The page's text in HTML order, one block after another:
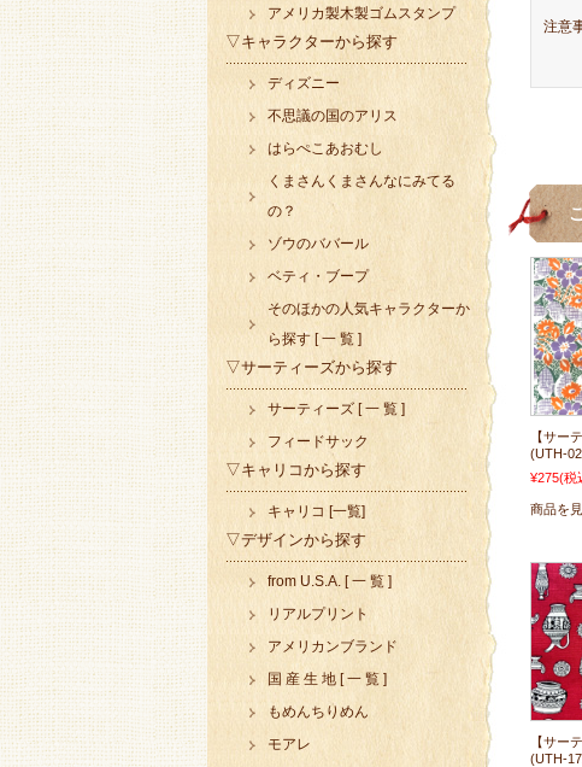
注意
【サー
(UTH-
¥275(税
商品を
【サー
(UTH-
アメリカ製木製ゴムスタンプ
▽キャラクターから探す
ディズニー
不思議の国のアリス
はらぺこあおむし
くまさんくまさんなにみてる
の？
ゾウのババール
ベティ・ブープ
そのほかの人気キャラクターか
ら探す [ 一 覧 ]
▽サーティーズから探す
サーティーズ [ 一 覧 ]
フィードサック
▽キャリコから探す
キャリコ [一覧]
▽デザインから探す
from U.S.A. [ 一 覧 ]
リアルプリント
アメリカンブランド
国 産 生 地 [ 一 覧 ]
もめんちりめん
モアレ